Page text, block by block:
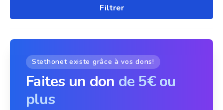
Filtrer
Stethonet existe grâce à vos dons!
Faites un don de 5€ ou
plus